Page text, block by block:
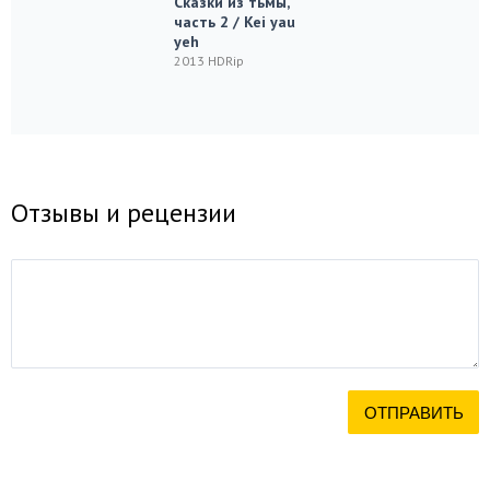
часть 2 / Kei yau
yeh
2013 HDRip
Отзывы и рецензии